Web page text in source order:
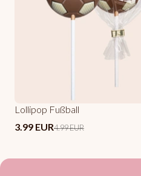
Lollipop Fußball
3.99 EUR4.99 EUR